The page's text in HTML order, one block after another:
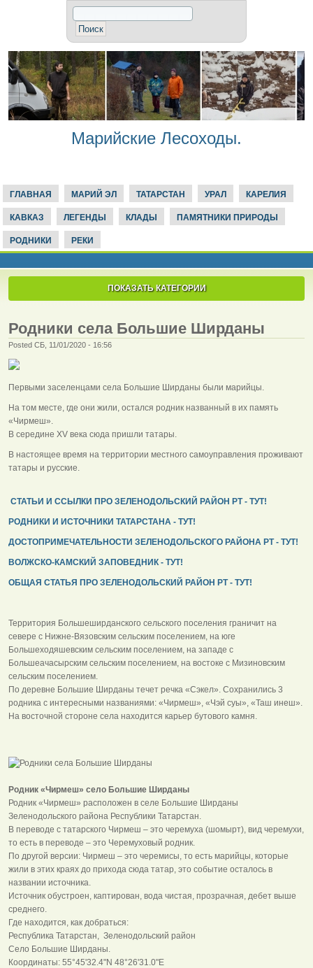
Марийские Лесоходы.
ГЛАВНАЯ МАРИЙ ЭЛ ТАТАРСТАН УРАЛ КАРЕЛИЯ
КАВКАЗ ЛЕГЕНДЫ КЛАДЫ ПАМЯТНИКИ ПРИРОДЫ
РОДНИКИ РЕКИ
ПОКАЗАТЬ КАТЕГОРИИ
Родники села Большие Ширданы
Posted СБ, 11/01/2020 - 16:56
Первыми заселенцами села Большие Ширданы были марийцы.
На том месте, где они жили, остался родник названный в их память
«Чирмеш».
В середине XV века сюда пришли татары.
В настоящее время на территории местного самоуправления проживают
татары и русские.
СТАТЬИ И ССЫЛКИ ПРО ЗЕЛЕНОДОЛЬСКИЙ РАЙОН РТ - ТУТ!
РОДНИКИ И ИСТОЧНИКИ ТАТАРСТАНА - ТУТ!
ДОСТОПРИМЕЧАТЕЛЬНОСТИ ЗЕЛЕНОДОЛЬСКОГО РАЙОНА РТ - ТУТ!
ВОЛЖСКО-КАМСКИЙ ЗАПОВЕДНИК - ТУТ!
ОБЩАЯ СТАТЬЯ ПРО ЗЕЛЕНОДОЛЬСКИЙ РАЙОН РТ - ТУТ!
Территория Большеширданского сельского поселения граничит на
севере с Нижне-Вязовским сельским поселением, на юге
Большеходяшевским сельским поселением, на западе с
Большеачасырским сельским поселением, на востоке с Мизиновским
сельским поселением.
По деревне Большие Ширданы течет речка «Сэкел». Сохранились 3
родника с интересными названиями: «Чирмеш», «Чэй суы», «Таш инеш».
На восточной стороне села находится карьер бутового камня.
Родник «Чирмеш» село Большие Ширданы
Родник «Чирмеш» расположен в селе Большие Ширданы
Зеленодольского района Республики Татарстан.
В переводе с татарского Чирмеш – это черемуха (шомырт), вид черемухи,
то есть в переводе – это Черемуховый родник.
По другой версии: Чирмеш – это черемисы, то есть марийцы, которые
жили в этих краях до прихода сюда татар, это событие осталось в
названии источника.
Источник обустроен, каптирован, вода чистая, прозрачная, дебет выше
среднего.
Где находится, как добраться:
Республика Татарстан, Зеленодольский район
Село Большие Ширданы.
Координаты: 55°45'32.4"N 48°26'31.0"E